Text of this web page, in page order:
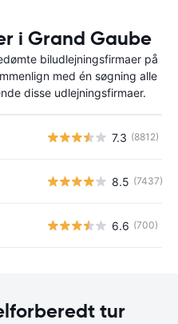
i Grand Gaube
biludlejningsfirmaer på
med én søgning alle
disse udlejningsfirmaer.
7.3 (8812)
8.5 (7437)
6.6 (700)
tur